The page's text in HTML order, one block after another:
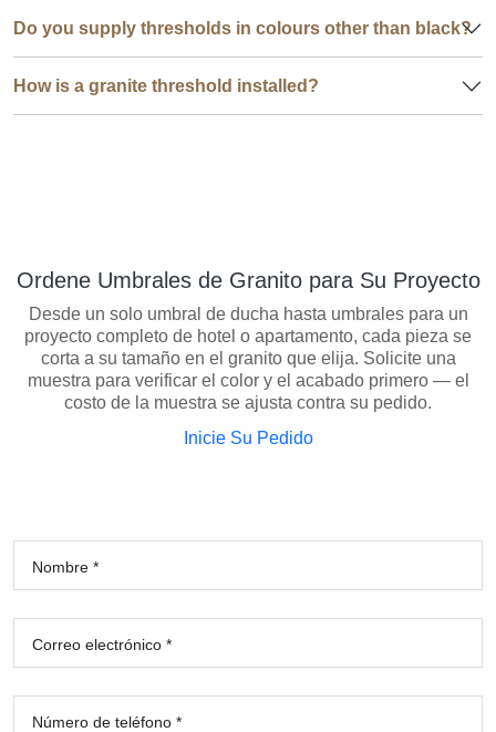
Do you supply thresholds in colours other than black?
How is a granite threshold installed?
Ordene Umbrales de Granito para Su Proyecto
Desde un solo umbral de ducha hasta umbrales para un
proyecto completo de hotel o apartamento, cada pieza se
corta a su tamaño en el granito que elija. Solicite una
muestra para verificar el color y el acabado primero — el
costo de la muestra se ajusta contra su pedido.
Inicie Su Pedido
Nombre *
Correo electrónico *
Número de teléfono *